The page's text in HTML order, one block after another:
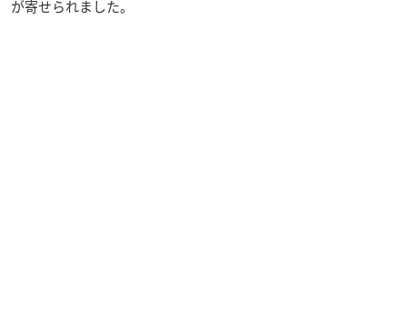
が寄せられました。